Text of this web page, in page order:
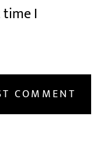
I